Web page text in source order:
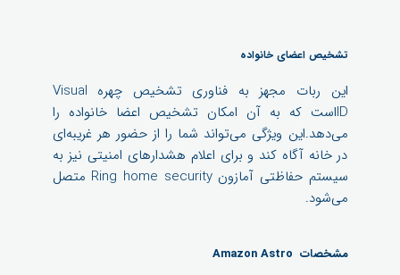
تشخیص اعضای خانواده
این ربات مجهز به فناوری تشخیص چهره Visual
IDاست که به آن امکان تشخیص اعضا خانواده را
می‌دهد.این ویژگی می‌تواند شما را از حضور هر غریبه‌ای
در خانه آگاه کند و برای اعلام هشدارهای امنیتی نیز به
سیستم حفاظتی آمازون Ring home security متصل
می‌شود.
مشخصات Amazon Astro